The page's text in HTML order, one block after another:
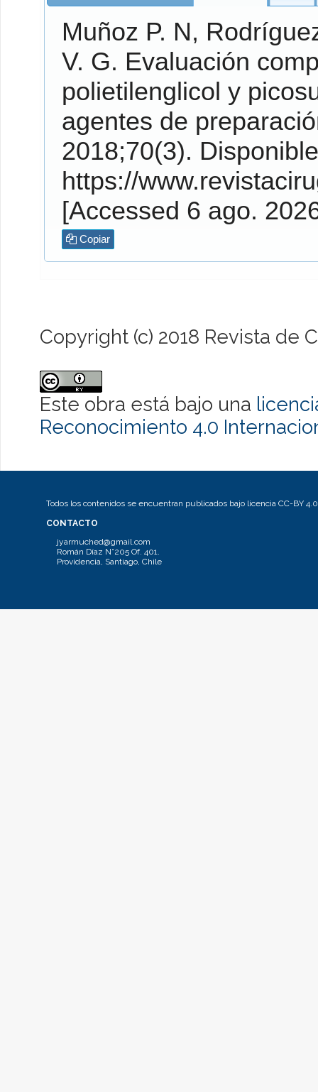
Muñoz P. N,
V. G. Evaluación comparativa de efectividad y tolerabilidad con
polietilenglicol y
agentes de
2018;70(3). Disponible en:
https://
[Accessed 6 ago.
Copiar
Copyright (c) 2018 Revista de
Este obra está bajo una
Reconocimiento 4.0
Todos los contenidos se encuentran publicados bajo licencia CC-BY 4.0
CONTACTO
jyarmuched@gmail.com
Román Díaz N°205 Of. 401.
Providencia, Santiago, Chile